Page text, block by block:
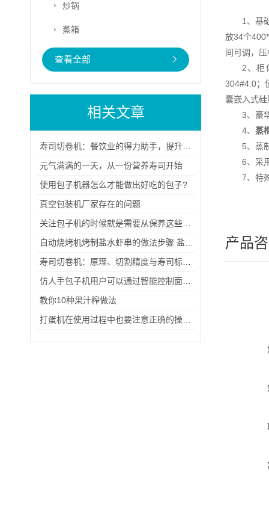
炒锅
蒸箱
查看全部
相关文章
元气满满的一天，从一份营养寿司开始
使用包子机器怎么才能做出好吃的包子?
真空包装机厂家存在的问题
教你10种果汁榨做法
1、基
放34个
间可调，
2、柜
304#4.0；
囊嵌入式
3、豪
4、 蒸
5、
6、采
7、特
产品